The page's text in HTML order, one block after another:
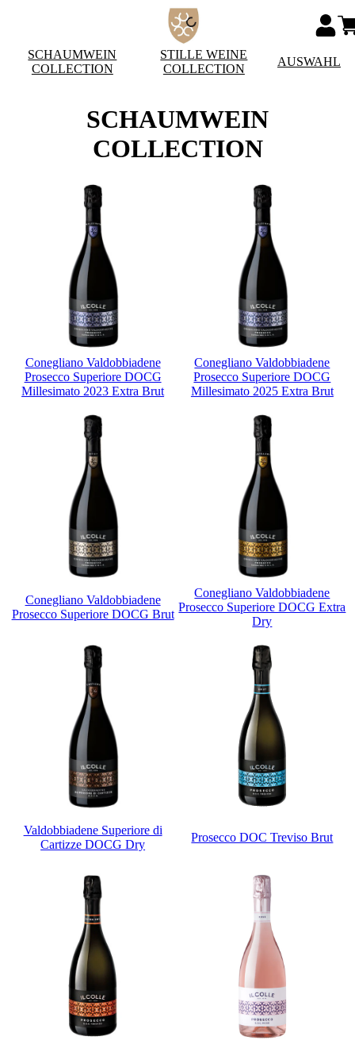
SCHAUMWEIN
COLLECTION
STILLE WEINE
COLLECTION
AUSWAHL
SCHAUMWEIN
COLLECTION
Conegliano Valdobbiadene
Prosecco Superiore DOCG
Millesimato 2023 Extra Brut
Conegliano Valdobbiadene
Prosecco Superiore DOCG
Millesimato 2025 Extra Brut
Conegliano Valdobbiadene
Prosecco Superiore DOCG Brut
Conegliano Valdobbiadene
Prosecco Superiore DOCG Extra
Dry
Valdobbiadene Superiore di
Cartizze DOCG Dry
Prosecco DOC Treviso Brut